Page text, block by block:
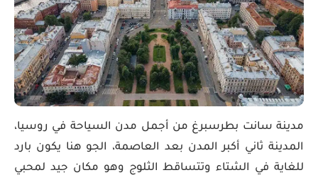
مدينة سانت بطرسبرغ من أجمل مدن السياحة في روسيا،
المدينة ثاني أكبر المدن بعد العاصمة، الجو هنا يكون بارد
للغاية في الشتاء وتتساقط الثلوج وهو مكان جيد لمحبي